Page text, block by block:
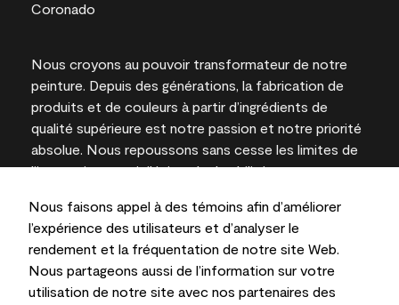
Nous faisons appel à des témoins afin d’améliorer
l’expérience des utilisateurs et d’analyser le
rendement et la fréquentation de notre site Web.
Nous partageons aussi de l’information sur votre
utilisation de notre site avec nos partenaires des
Nous croyons au pouvoir transformateur de notre
peinture. Depuis des générations, la fabrication de
produits et de couleurs à partir d’ingrédients de
qualité supérieure est notre passion et notre priorité
absolue. Nous repoussons sans cesse les limites de
l’innovation et privilégions la durabilité pour
l’expertise locale.
Les couleurs représentées à l’écran et sur les